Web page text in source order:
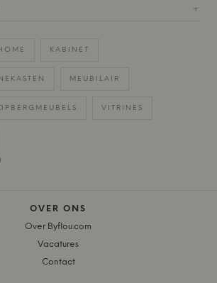
+
KABINET
MEUBILAIR
VITRINES
OVER ONS
Over Byflou.com
Vacatures
Contact